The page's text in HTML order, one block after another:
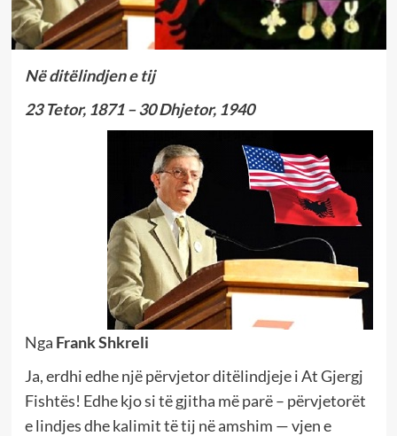
Në ditëlindjen e tij
23 Tetor, 1871 – 30 Dhjetor, 1940
Nga Frank Shkreli
Ja, erdhi edhe një përvjetor ditëlindjeje i At Gjergj
Fishtës! Edhe kjo si të gjitha më parë – përvjetorët
e lindjes dhe kalimit të tij në amshim — vjen e